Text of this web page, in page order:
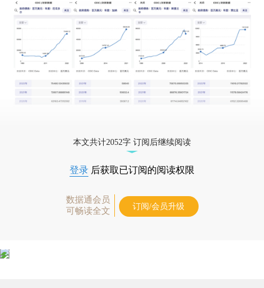
本文共计2052字 订阅后继续阅读
登录 后获取已订阅的阅读权限
数据通会员
可畅读全文
订阅/会员升级